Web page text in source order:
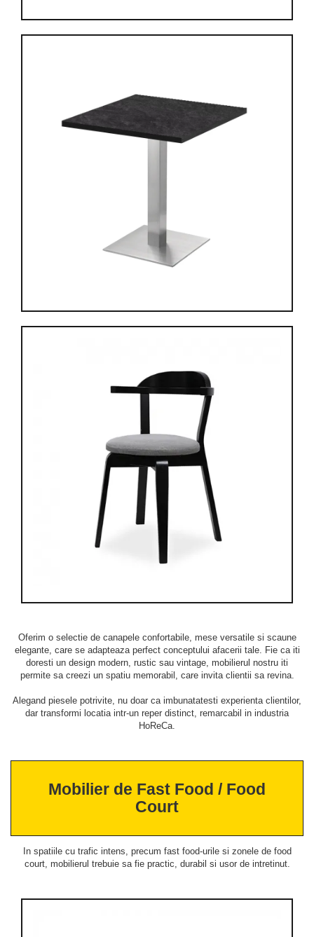
Oferim o selectie de canapele confortabile, mese versatile si scaune
elegante, care se adapteaza perfect conceptului afacerii tale. Fie ca iti
doresti un design modern, rustic sau vintage, mobilierul nostru iti
permite sa creezi un spatiu memorabil, care invita clientii sa revina.
Alegand piesele potrivite, nu doar ca imbunatatesti experienta clientilor,
dar transformi locatia intr-un reper distinct, remarcabil in industria
HoReCa.
Mobilier de Fast Food / Food
Court
In spatiile cu trafic intens, precum fast food-urile si zonele de food
court, mobilierul trebuie sa fie practic, durabil si usor de intretinut.